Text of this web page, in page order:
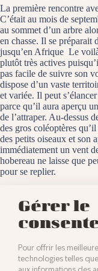
Gérer le
Pour offrir les
technologies telles
La première rencontre
C’était au mois de
au sommet d’un arbre
en chasse. Il se préparait
jusqu’en Afrique Le
plutôt très actives
pas facile de suivre son
dispose d’un vaste
et variée. Il peut
parce qu’il aura aperçu
de l’attraper. Au-dessus
des gros coléoptères
des petits oiseaux et son
immédiatement un vent
hobereau ne laisse que
pour se replier.